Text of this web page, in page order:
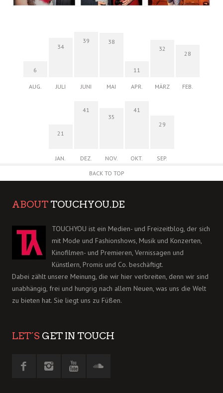
6
AUG.
34
JULI
39
JUNI
38
MAI
11
APR.
32
MÄRZ
28
FEB.
21
JAN.
41
DEZ.
35
NOV.
41
OKT.
29
SEP.
BACK TO TOP
ABOUT TOUCHYOU.DE
TOUCHYOU ist ein Medien- und Freizeitblog, der sich
mit Mode und Fashionshows, Musik und Konzerten,
Kinofilmen- und Premieren, Vernissagen und
Künstlern, Promis und Co. beschäftigt.
Dabei zählt unsere Meinung, die wir hier verbreiten, denn wir sind
unabhängig, frei und hungrig nach allem Neuen, was uns die Welt
zu bieten hat. Sie liegt uns zu Füßen.
LET´S GET IN TOUCH